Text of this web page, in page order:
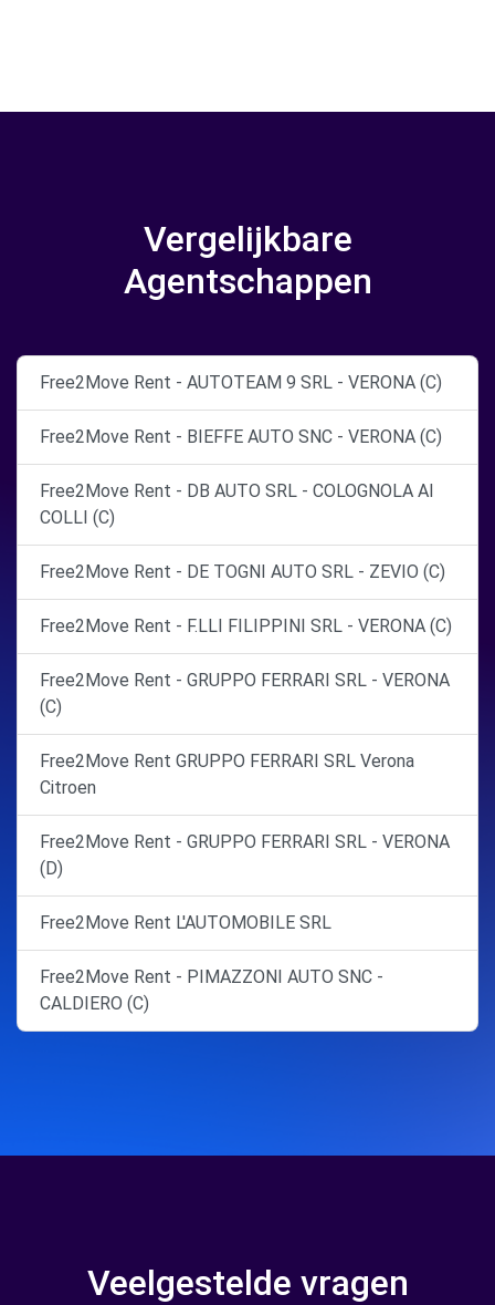
Vergelijkbare
Agentschappen
Free2Move Rent - AUTOTEAM 9 SRL - VERONA (C)
Free2Move Rent - BIEFFE AUTO SNC - VERONA (C)
Free2Move Rent - DB AUTO SRL - COLOGNOLA AI
COLLI (C)
Free2Move Rent - DE TOGNI AUTO SRL - ZEVIO (C)
Free2Move Rent - F.LLI FILIPPINI SRL - VERONA (C)
Free2Move Rent - GRUPPO FERRARI SRL - VERONA
(C)
Free2Move Rent GRUPPO FERRARI SRL Verona
Citroen
Free2Move Rent - GRUPPO FERRARI SRL - VERONA
(D)
Free2Move Rent L'AUTOMOBILE SRL
Free2Move Rent - PIMAZZONI AUTO SNC -
CALDIERO (C)
Veelgestelde vragen